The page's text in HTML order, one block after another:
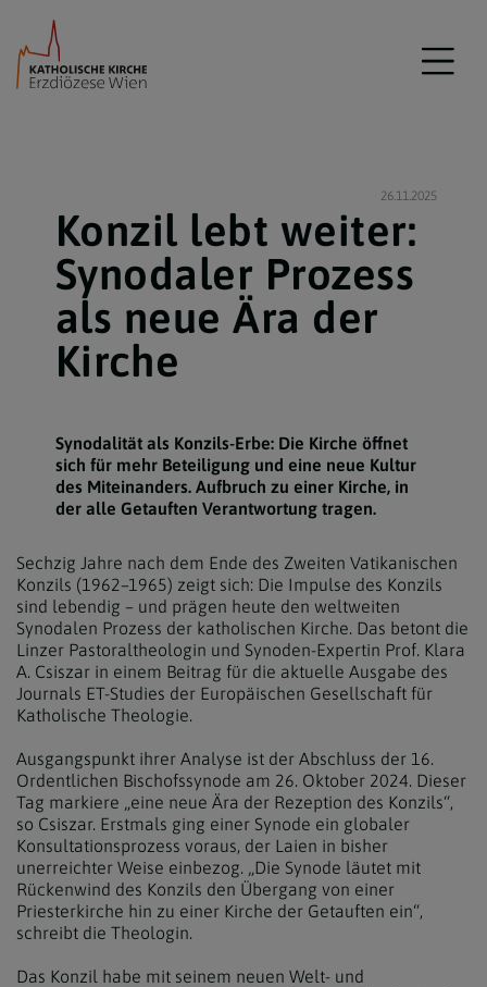
26.11.2025
Konzil lebt weiter:
Synodaler Prozess
als neue Ära der
Kirche
Synodalität als Konzils-Erbe: Die Kirche öffnet
sich für mehr Beteiligung und eine neue Kultur
des Miteinanders. Aufbruch zu einer Kirche, in
der alle Getauften Verantwortung tragen.
Sechzig Jahre nach dem Ende des Zweiten Vatikanischen
Konzils (1962–1965) zeigt sich: Die Impulse des Konzils
sind lebendig – und prägen heute den weltweiten
Synodalen Prozess der katholischen Kirche. Das betont die
Linzer Pastoraltheologin und Synoden-Expertin Prof. Klara
A. Csiszar in einem Beitrag für die aktuelle Ausgabe des
Journals ET-Studies der Europäischen Gesellschaft für
Katholische Theologie.
Ausgangspunkt ihrer Analyse ist der Abschluss der 16.
Ordentlichen Bischofssynode am 26. Oktober 2024. Dieser
Tag markiere „eine neue Ära der Rezeption des Konzils“,
so Csiszar. Erstmals ging einer Synode ein globaler
Konsultationsprozess voraus, der Laien in bisher
unerreichter Weise einbezog. „Die Synode läutet mit
Rückenwind des Konzils den Übergang von einer
Priesterkirche hin zu einer Kirche der Getauften ein“,
schreibt die Theologin.
Das Konzil habe mit seinem neuen Welt- und